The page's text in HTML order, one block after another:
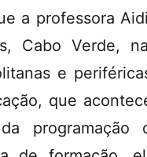
a professora
Cabo Verde,
e
que
programação